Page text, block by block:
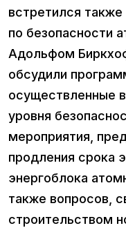
встретился
по безопасности
Адольфом
обсудили
осуществленные
уровня
мероприятия,
продления срока
энергоблока
также вопросов,
строительством